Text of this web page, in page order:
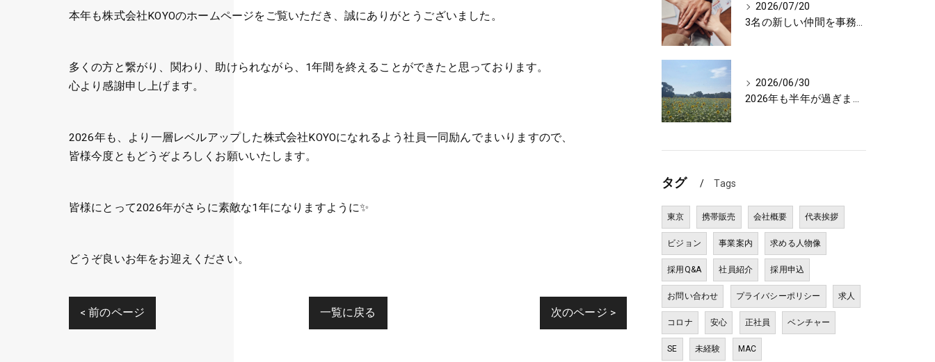
本年も株式会社KOYOのホームページをご覧いただき、誠にありがとうございました。
多くの方と繋がり、関わり、助けられながら、1年間を終えることができたと思っております。
心より感謝申し上げます。
2026年も、より一層レベルアップした株式会社KOYOになれるよう社員一同励んでまいりますので、
皆様今度ともどうぞよろしくお願いいたします。
皆様にとって2026年がさらに素敵な1年になりますように✨
どうぞ良いお年をお迎えください。
< 前のページ 一覧に戻る 次のページ >
2026/07/20
3名の新しい仲間を事務所に迎えました🌼
2026/06/30
2026年も半年が過ぎました⏰
タグ Tags
東京 携帯販売 会社概要 代表挨拶
ビジョン 事業案内 求める人物像
採用Q&A 社員紹介 採用申込
お問い合わせ プライバシーポリシー 求人
コロナ 安心 正社員 ベンチャー
SE 未経験 MAC